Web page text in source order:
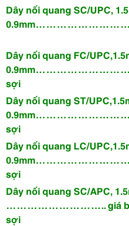
Dây nối quang SC/UPC,
0.9mm………………………..
Dây nối quang FC/
0.9mm………………………..
sợi
Dây nối quang ST/
0.9mm………………………..
sợi
Dây nối quang LC/
0.9mm………………………..
sợi
Dây nối quang SC/APC,
……………………….. giá
sợi